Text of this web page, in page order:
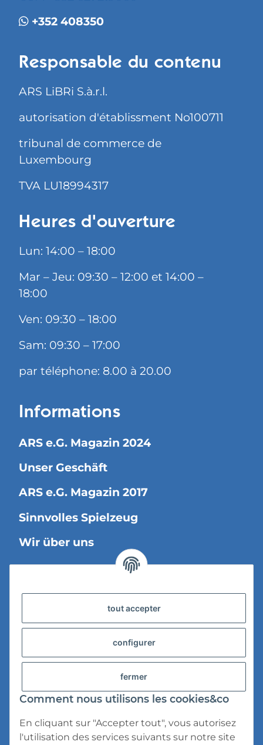
+352 408350
Responsable du contenu
ARS LiBRi S.à.r.l.
autorisation d'établissment No100711
tribunal de commerce de
Luxembourg
TVA LU18994317
Heures d'ouverture
Lun: 14:00 – 18:00
Mar – Jeu: 09:30 – 12:00 et 14:00 –
18:00
Ven: 09:30 – 18:00
Sam: 09:30 – 17:00
par téléphone: 8.00 à 20.00
Informations
ARS e.G. Magazin 2024
Unser Geschäft
ARS e.G. Magazin 2017
Sinnvolles Spielzeug
Wir über uns
Versandinformationen
AGB
tout accepter
configurer
fermer
Comment nous utilisons les cookies&co
En cliquant sur "Accepter tout", vous autorisez
l'utilisation des services suivants sur notre site